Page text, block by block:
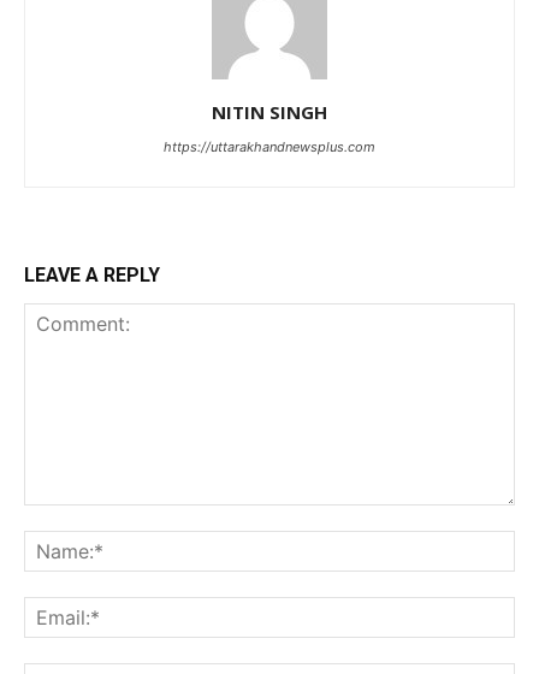
NITIN SINGH
https://uttarakhandnewsplus.com
LEAVE A REPLY